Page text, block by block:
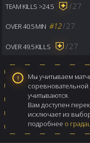
TEAM KILLS >24.5 /27
OVER 40.5 MIN #12/27
OVER 49.5 KILLS /27
Мы учитываем
соревновательной
учитываются.
Вам доступен
исключает из
подробнее о